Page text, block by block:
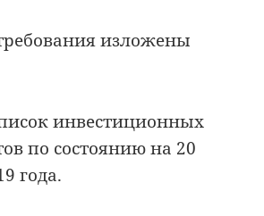
изложены
инвестиционных
по состоянию на 20
года.